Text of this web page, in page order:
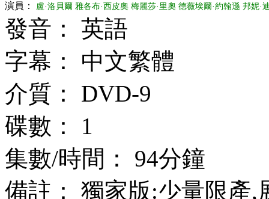
演員： 盧·洛貝爾 雅各布·西皮奧 梅麗莎·里奧 德薇埃爾·約翰遜 邦妮·
發音： 英語
字幕： 中文繁體
介質： DVD-9
碟數： 1
集數/時間： 94分鐘
備註： 獨家版:少量限產,